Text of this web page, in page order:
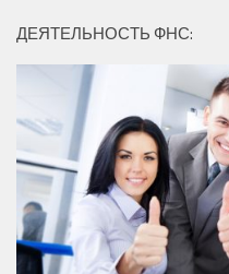
ДЕЯТЕЛЬНОСТЬ ФНС: